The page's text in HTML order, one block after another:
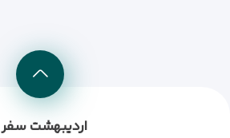
اردیبهشت سفر